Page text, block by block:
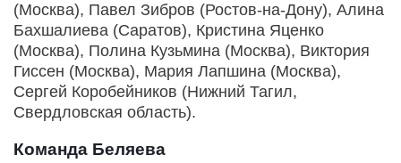
(Москва), Павел Зибров (Ростов-на-Дону), Алина
Бахшалиева (Саратов), Кристина Яценко
(Москва), Полина Кузьмина (Москва), Виктория
Гиссен (Москва), Мария Лапшина (Москва),
Сергей Коробейников (Нижний Тагил,
Свердловская область).
Команда Беляева